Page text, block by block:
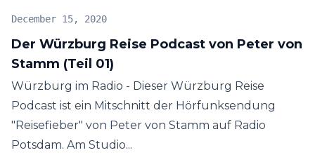
Der Würzburg Reise Podcast von Peter von
Stamm (Teil 01)
December 15, 2020
Würzburg im Radio - Dieser Würzburg Reise
Podcast ist ein Mitschnitt der Hörfunksendung
"Reisefieber" von Peter von Stamm auf Radio
Potsdam. Am Studio...